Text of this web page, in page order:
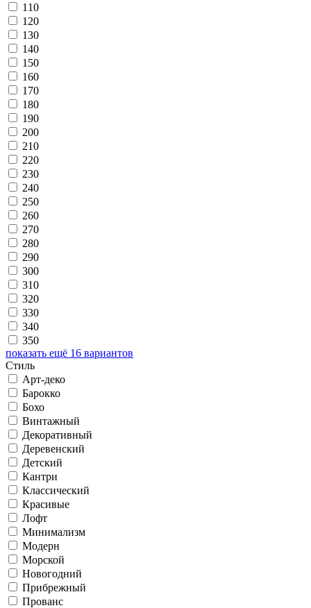
110
120
130
140
150
160
170
180
190
200
210
220
230
240
250
260
270
280
290
300
310
320
330
340
350
показать ещё 16 вариантов
Стиль
Арт-деко
Барокко
Бохо
Винтажный
Декоративный
Деревенский
Детский
Кантри
Классический
Красивые
Лофт
Минимализм
Модерн
Морской
Новогодний
Прибрежный
Прованс